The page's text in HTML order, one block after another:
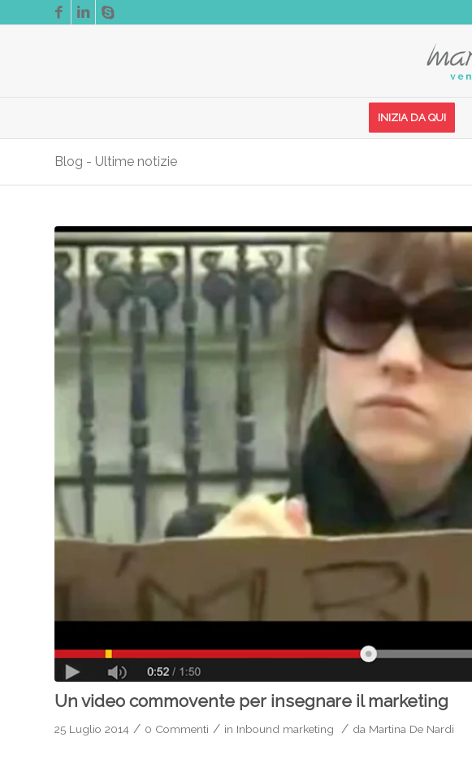
INIZIA DA QUI
Blog - Ultime notizie
Un video commovente per insegnare il marketing
25 Luglio 2014 / 0 Commenti / in Inbound marketing / da Martina De Nardi